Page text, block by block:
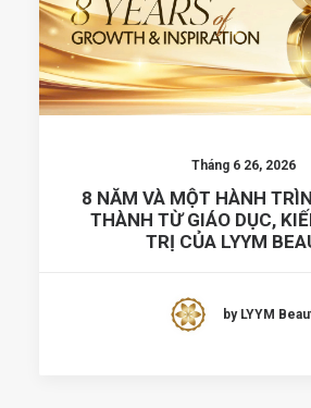
Tháng 6 26, 2026
8 NĂM VÀ MỘT HÀNH
THÀNH TỪ GIÁO DỤC,
TRỊ CỦA LYYM
by LYYM